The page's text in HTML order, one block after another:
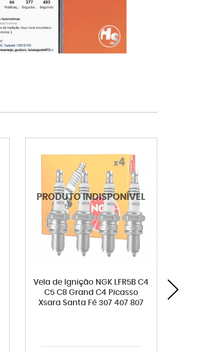
Vela de Ignição NGK LFR5B C4
C5 C8 Grand C4 Picasso
Xsara Santa Fé 307 407 807